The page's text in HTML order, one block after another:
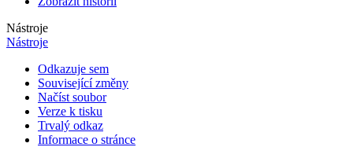
Nástroje
Nástroje
Odkazuje sem
Související změny
Načíst soubor
Verze k tisku
Trvalý odkaz
Informace o stránce